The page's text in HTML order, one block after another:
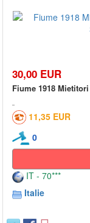
30,00 EUR
Fiume 1918
11,35 EUR
0
IT - 70***
Italie